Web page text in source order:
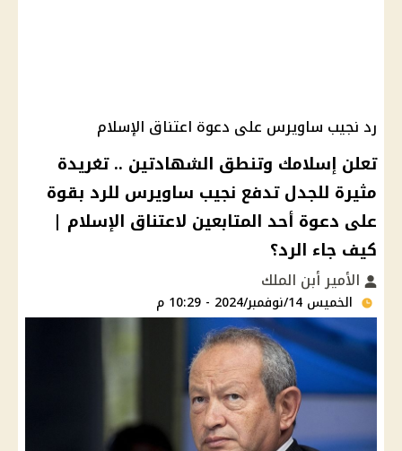
رد نجيب ساويرس على دعوة اعتناق الإسلام
تعلن إسلامك وتنطق الشهادتين .. تغريدة
مثيرة للجدل تدفع نجيب ساويرس للرد بقوة
على دعوة أحد المتابعين لاعتناق الإسلام |
كيف جاء الرد؟
الأمير أبن الملك
الخميس 14/نوفمبر/2024 - 10:29 م